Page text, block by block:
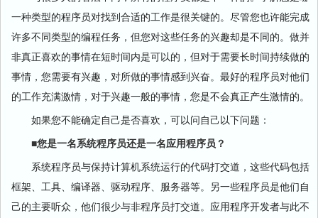
一种类型的程序员对找到合适的工作是很关键的。尽管您也许能完成
许多不同类型的编程任务，但您对这些任务的兴趣却是不同的。做并
非真正喜欢的事情在短时间内是可以的，但对于需要长时间持续做的
事情，您需要有兴趣，对所做的事情感到兴奋。最好的程序员对他们
的工作充满激情，对于兴趣一般的事情，您是不会真正产生激情的。
如果您不能确定自己是否喜欢，可以问自己以下问题：
■您是一名系统程序员还是一名应用程序员？
系统程序员与保持计算机系统运行的代码打交道，这些代码包括
框架、工具、编译器、驱动程序、服务器等。另一些程序员是他们自
己的主要听众，他们很少与非程序员打交道。应用程序开发者与此不